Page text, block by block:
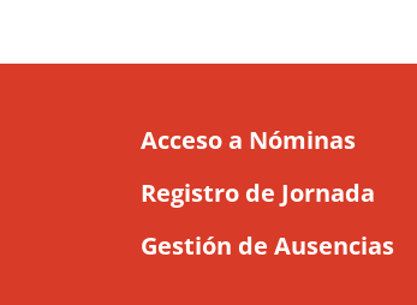
Acceso a Nóminas
Registro de Jornada
Gestión de Ausencias